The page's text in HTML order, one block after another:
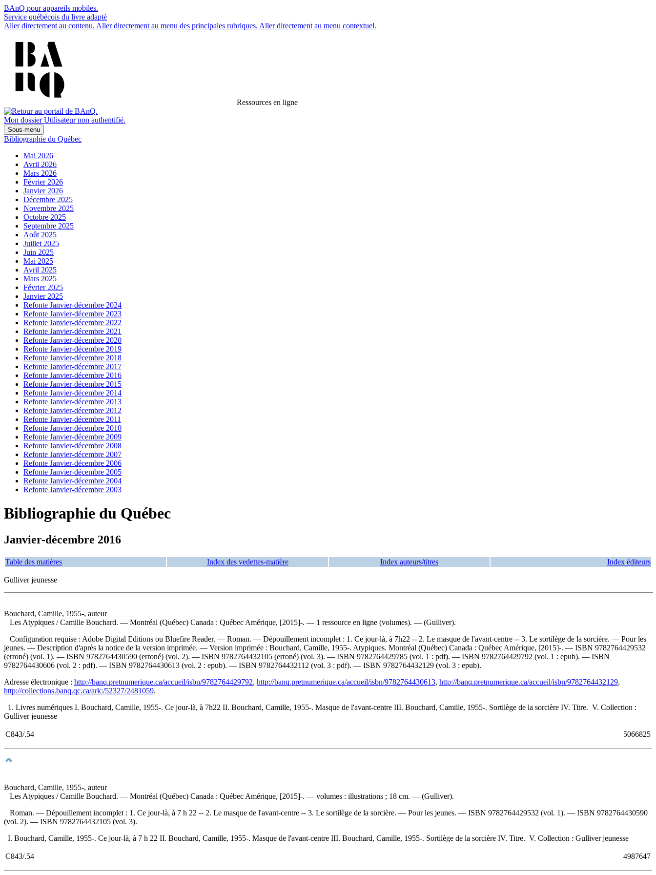
BAnQ pour appareils mobiles.
Service québécois du livre adapté
Aller directement au contenu. Aller directement au menu des principales rubriques. Aller directement au menu contextuel.
Ressources en ligne
Mon dossier Utilisateur non authentifié.
Sous-menu
Bibliographie du Québec
Mai 2026
Avril 2026
Mars 2026
Février 2026
Janvier 2026
Décembre 2025
Novembre 2025
Octobre 2025
Septembre 2025
Août 2025
Juillet 2025
Juin 2025
Mai 2025
Avril 2025
Mars 2025
Février 2025
Janvier 2025
Refonte Janvier-décembre 2024
Refonte Janvier-décembre 2023
Refonte Janvier-décembre 2022
Refonte Janvier-décembre 2021
Refonte Janvier-décembre 2020
Refonte Janvier-décembre 2019
Refonte Janvier-décembre 2018
Refonte Janvier-décembre 2017
Refonte Janvier-décembre 2016
Refonte Janvier-décembre 2015
Refonte Janvier-décembre 2014
Refonte Janvier-décembre 2013
Refonte Janvier-décembre 2012
Refonte Janvier-décembre 2011
Refonte Janvier-décembre 2010
Refonte Janvier-décembre 2009
Refonte Janvier-décembre 2008
Refonte Janvier-décembre 2007
Refonte Janvier-décembre 2006
Refonte Janvier-décembre 2005
Refonte Janvier-décembre 2004
Refonte Janvier-décembre 2003
Bibliographie du Québec
Janvier-décembre 2016
Table des matières Index des vedettes-matière Index auteurs/titres Index éditeurs
Gulliver jeunesse
Bouchard, Camille, 1955-, auteur
Les Atypiques / Camille Bouchard. — Montréal (Québec) Canada : Québec Amérique, [2015]-. — 1 ressource en ligne (volumes). — (Gulliver).
Configuration requise : Adobe Digital Editions ou Bluefire Reader. — Roman. — Dépouillement incomplet : 1. Ce jour-là, à 7h22 -- 2. Le masque de l'avant-centre -- 3. Le sortilège de la sorcière. — Pour les
jeunes. — Description d'après la notice de la version imprimée. — Version imprimée : Bouchard, Camille, 1955-. Atypiques. Montréal (Québec) Canada : Québec Amérique, [2015]-. — ISBN 9782764429532
(erroné) (vol. 1). — ISBN 9782764430590 (erroné) (vol. 2). — ISBN 9782764432105 (erroné) (vol. 3). — ISBN 9782764429785 (vol. 1 : pdf). — ISBN 9782764429792 (vol. 1 : epub). — ISBN
9782764430606 (vol. 2 : pdf). — ISBN 9782764430613 (vol. 2 : epub). — ISBN 9782764432112 (vol. 3 : pdf). — ISBN 9782764432129 (vol. 3 : epub).
Adresse électronique : http://banq.pretnumerique.ca/accueil/isbn/9782764429792, http://banq.pretnumerique.ca/accueil/isbn/9782764430613, http://banq.pretnumerique.ca/accueil/isbn/9782764432129,
http://collections.banq.qc.ca/ark:/52327/2481059.
1. Livres numériques I. Bouchard, Camille, 1955-. Ce jour-là, à 7h22 II. Bouchard, Camille, 1955-. Masque de l'avant-centre III. Bouchard, Camille, 1955-. Sortilège de la sorcière IV. Titre. V. Collection :
Gulliver jeunesse
C843/.54 5066825
Bouchard, Camille, 1955-, auteur
Les Atypiques / Camille Bouchard. — Montréal (Québec) Canada : Québec Amérique, [2015]-. — volumes : illustrations ; 18 cm. — (Gulliver).
Roman. — Dépouillement incomplet : 1. Ce jour-là, à 7 h 22 -- 2. Le masque de l'avant-centre -- 3. Le sortilège de la sorcière. — Pour les jeunes. — ISBN 9782764429532 (vol. 1). — ISBN 9782764430590
(vol. 2). — ISBN 9782764432105 (vol. 3).
I. Bouchard, Camille, 1955-. Ce jour-là, à 7 h 22 II. Bouchard, Camille, 1955-. Masque de l'avant-centre III. Bouchard, Camille, 1955-. Sortilège de la sorcière IV. Titre. V. Collection : Gulliver jeunesse
C843/.54 4987647